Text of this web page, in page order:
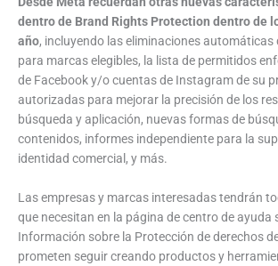
dentro de Brand Rights Protection dentro de
año, incluyendo las eliminaciones automáticas
para marcas elegibles, la lista de permitidos
de Facebook y/o cuentas de Instagram de su
autorizadas para mejorar la precisión de los
búsqueda y aplicación, nuevas formas de
contenidos, informes independiente para la
identidad comercial, y más.
Las empresas y marcas interesadas tendrán
que necesitan en la página de centro de ayuda
Información sobre la Protección de derechos
prometen seguir creando productos y